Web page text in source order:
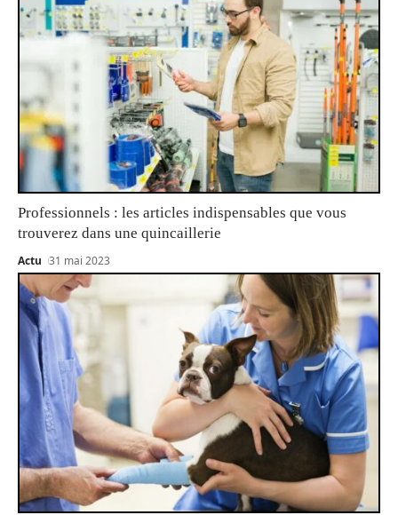
Professionnels : les articles indispensables que vous
trouverez dans une quincaillerie
Actu 31 mai 2023